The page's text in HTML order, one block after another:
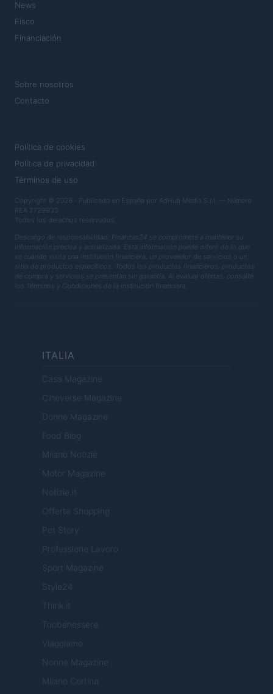
News
Fisco
Financiación
Sobre nosotros
Contacto
Política de cookies
Política de privacidad
Términos de uso
Copyright © 2026 · Publicado en España por AdHub Media S.r.l. — Número
REA 2729933
Todos los derechos reservados
Descargo de responsabilidad: Finanzas24 se compromete a mantener su
información precisa y actualizada. Esta información puede diferir de lo que
ve cuando visita una institución financiera, un proveedor de servicios o un
sitio de productos específicos. Todos los productos financieros, productos
de compra y servicios se presentan sin garantía. Al evaluar ofertas, consulte
los Términos y Condiciones de la institución financiera.
ITALIA
Casa Magazine
Cineverse Magazine
Donne Magazine
Food Blog
Milano Notizie
Motor Magazine
Notizie.it
Offerte Shopping
Pet Story
Professione Lavoro
Sport Magazine
Style24
Think.it
Tuobenessere
Viaggiamo
Nonne Magazine
Milano Cortina